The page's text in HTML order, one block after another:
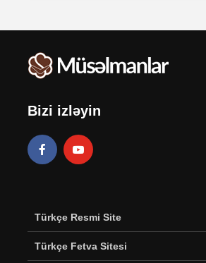
Bizi izləyin
Türkçe Resmi Site
Türkçe Fetva Sitesi